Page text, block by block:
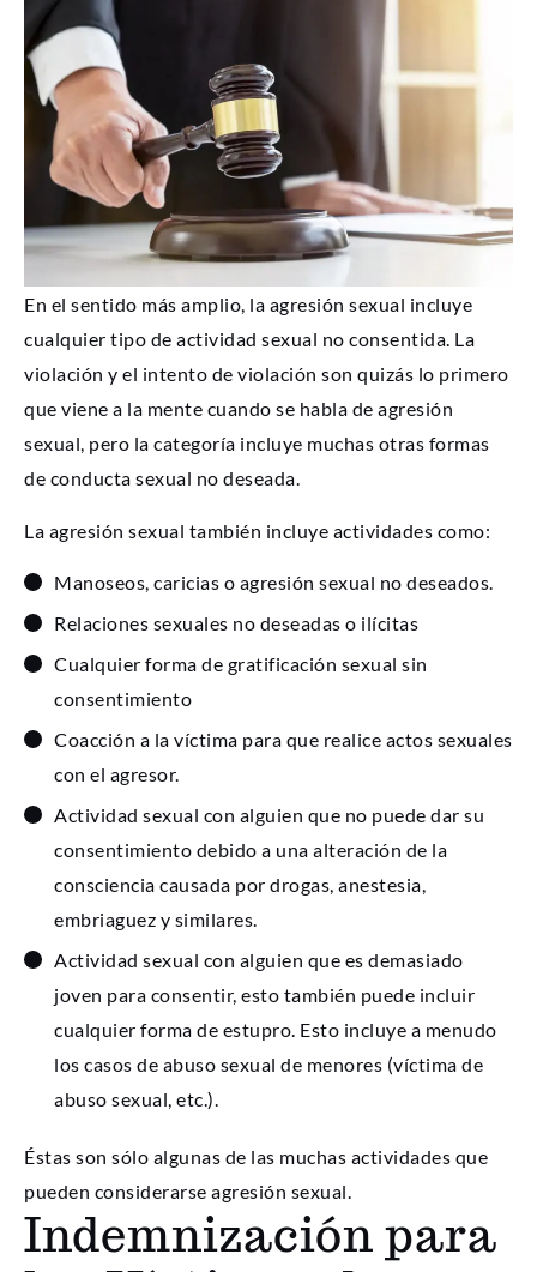
En el sentido más amplio, la agresión sexual incluye
cualquier tipo de actividad sexual no consentida. La
violación y el intento de violación son quizás lo primero
que viene a la mente cuando se habla de agresión
sexual, pero la categoría incluye muchas otras formas
de conducta sexual no deseada.
La agresión sexual también incluye actividades como:
Manoseos, caricias o agresión sexual no deseados.
Relaciones sexuales no deseadas o ilícitas
Cualquier forma de gratificación sexual sin
consentimiento
Coacción a la víctima para que realice actos sexuales
con el agresor.
Actividad sexual con alguien que no puede dar su
consentimiento debido a una alteración de la
consciencia causada por drogas, anestesia,
embriaguez y similares.
Actividad sexual con alguien que es demasiado
joven para consentir, esto también puede incluir
cualquier forma de estupro. Esto incluye a menudo
los casos de abuso sexual de menores (víctima de
abuso sexual, etc.).
Éstas son sólo algunas de las muchas actividades que
pueden considerarse agresión sexual.
Indemnización para